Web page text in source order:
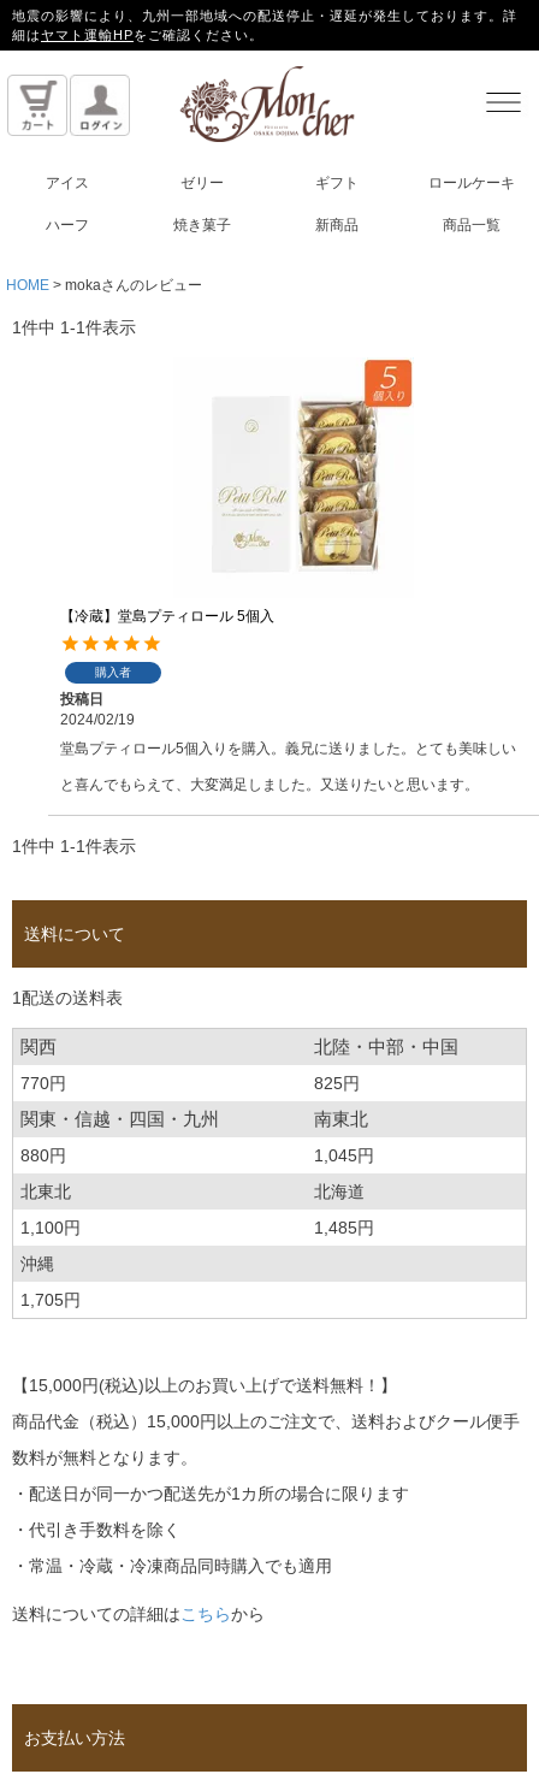
地震の影響により、九州一部地域への配送停止・遅延が発生しております。詳
細はヤマト運輸HPをご確認ください。
アイス ゼリー ギフト ロールケーキ
ハーフ 焼き菓子 新商品 商品一覧
HOME mokaさんのレビュー
1件中 1-1件表示
【冷蔵】堂島プティロール 5個入
購入者
投稿日
2024/02/19
堂島プティロール5個入りを購入。義兄に送りました。とても美味しい
と喜んでもらえて、大変満足しました。又送りたいと思います。
1件中 1-1件表示
送料について
1配送の送料表
関西 北陸・中部・中国
770円 825円
関東・信越・四国・九州 南東北
880円
1,045円
北東北
北海道
1,100円
1,485円
沖縄
1,705円
【15,000円(税込)以上のお買い上げで送料無料！】
商品代金（税込）15,000円以上のご注文で、送料およびクール便手
数料が無料となります。
・配送日が同一かつ配送先が1カ所の場合に限ります
・代引き手数料を除く
・常温・冷蔵・冷凍商品同時購入でも適用
送料についての詳細はこちらから
お支払い方法